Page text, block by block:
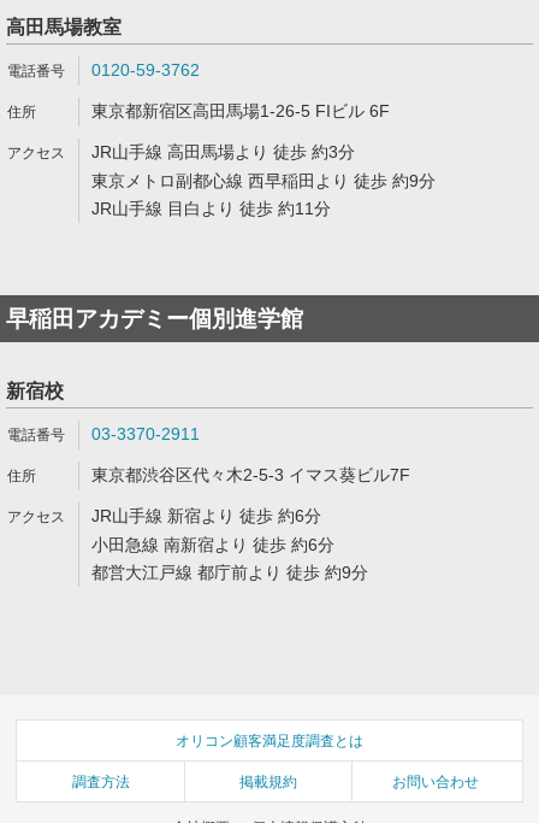
高田馬場教室
0120-59-3762
東京都新宿区高田馬場1-26-5 FIビル 6F
JR山手線 高田馬場より 徒歩 約3分
東京メトロ副都心線 西早稲田より 徒歩 約9分
JR山手線 目白より 徒歩 約11分
早稲田アカデミー個別進学館
新宿校
03-3370-2911
東京都渋谷区代々木2-5-3 イマス葵ビル7F
JR山手線 新宿より 徒歩 約6分
小田急線 南新宿より 徒歩 約6分
都営大江戸線 都庁前より 徒歩 約9分
オリコン顧客満足度調査とは
調査方法 掲載規約 お問い合わせ